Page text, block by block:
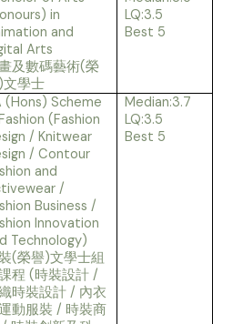
in
and
Arts
及數碼藝術(榮
文學士
LQ:3.5
Best 5
(Hons) Scheme
(Fashion
/ Knitwear
/ Contour
and
/
Business /
Innovation
Technology)
(榮譽)文學士組
程(時裝設計/
時裝設計/ 內衣
動服裝 / 時裝商
Median:3.7
LQ:3.5
Best 5